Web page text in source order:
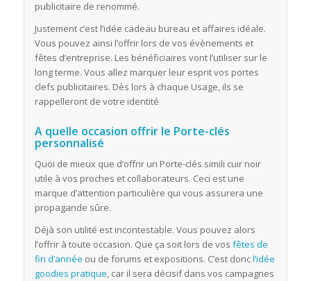
publicitaire de renommé.
Justement c’est l’idée cadeau bureau et affaires idéale.
Vous pouvez ainsi l’offrir lors de vos évènements et
fêtes d’entreprise. Les bénéficiaires vont l’utiliser sur le
long terme. Vous allez marquer leur esprit vos portes
clefs publicitaires. Dès lors à chaque Usage, ils se
rappelleront de votre identité
A quelle occasion offrir le Porte-clés
personnalisé
Quoi de mieux que d’offrir un Porte-clés simili cuir noir
utile à vos proches et collaborateurs. Ceci est une
marque d’attention particulière qui vous assurera une
propagande sûre.
Déjà son utilité est incontestable. Vous pouvez alors
l’offrir à toute occasion. Que ça soit lors de vos fêtes de
fin d’année ou de forums et expositions. C’est doncl’idée
goodies pratique, car il sera décisif dans vos campagnes